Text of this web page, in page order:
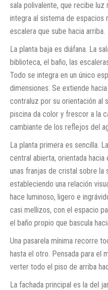
sala polivalente, que recibe luz
integra al sistema de espacios
escalera que sube hacia arriba.
La planta baja es diáfana. La
biblioteca, el baño, las
Todo se integra en un único
dimensiones. Se extiende
contraluz por su orientación al
piscina da color y frescor a la
cambiante de los reflejos del
La planta primera es sencilla.
central abierta, orientada
unas franjas de cristal sobre la
estableciendo una relación
hace luminoso, ligero e
casi mellizos, con el espacio
el baño propio que bascula
Una pasarela mínima recorre
hasta el otro. Pensada para el
verter todo el piso de arriba
La fachada principal es la del